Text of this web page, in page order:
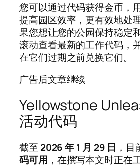
您可以通过代码获得金币，
提高园区效率，更有效地处
果您想让您的公园保持稳定
滚动查看最新的工作代码，
在它们过期之前兑换它们。
广告后文章继续
Yellowstone
活动代码
截至 2026 年 1 月 29 日 ，目
码可用 ，在撰写本文时正在